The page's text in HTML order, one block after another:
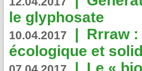
le glyphosate
10.04.2017 | Rrraw
écologique et